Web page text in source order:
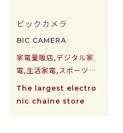
ビックカメラ
BIC CAMERA
家電量販店,デジタル家
電,生活家電,スポーツ用
品
The largest electro
nic chaine store